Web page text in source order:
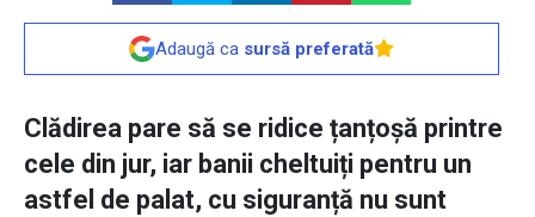
Adaugă ca sursă preferată
Clădirea pare să se ridice țanțoșă printre
cele din jur, iar banii cheltuiți pentru un
astfel de palat, cu siguranță nu sunt